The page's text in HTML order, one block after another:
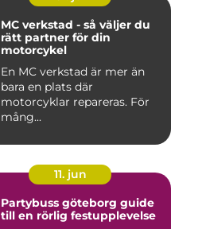
MC verkstad - så väljer du
rätt partner för din
motorcykel
En MC verkstad är mer än
bara en plats där
motorcyklar repareras. För
mång...
11. jun
Partybuss göteborg guide
till en rörlig festupplevelse